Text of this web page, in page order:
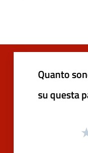
Quanto
su questa